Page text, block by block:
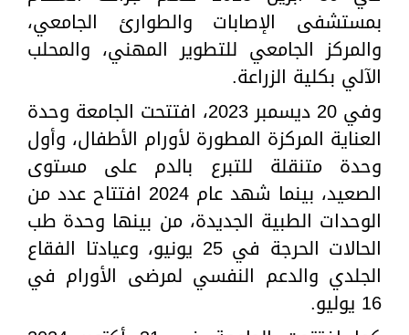
بمستشفى الإصابات والطوارئ الجامعي،
والمركز الجامعي للتطوير المهني، والمحلب
الآلي بكلية الزراعة.
وفي 20 ديسمبر 2023، افتتحت الجامعة وحدة
العناية المركزة المطورة لأورام الأطفال، وأول
وحدة متنقلة للتبرع بالدم على مستوى
الصعيد، بينما شهد عام 2024 افتتاح عدد من
الوحدات الطبية الجديدة، من بينها وحدة طب
الحالات الحرجة في 25 يونيو، وعيادتا الفقاع
الجلدي والدعم النفسي لمرضى الأورام في
16 يوليو.